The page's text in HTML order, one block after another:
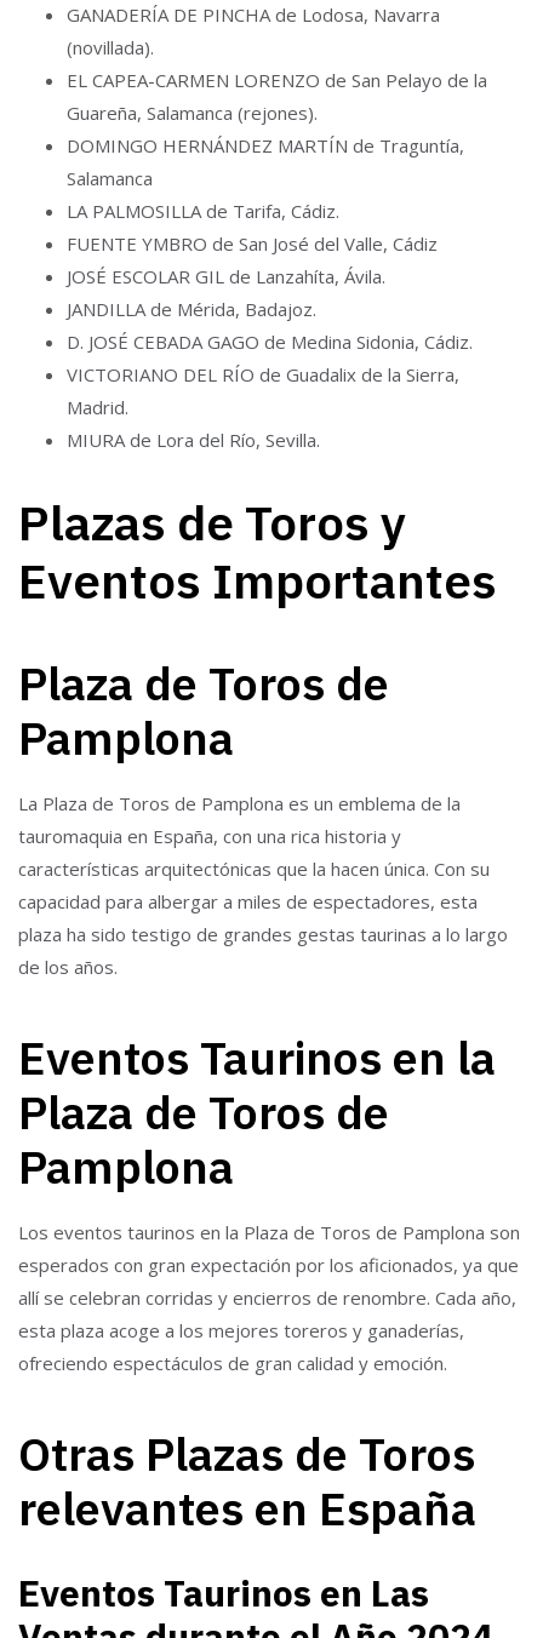
GANADERÍA DE PINCHA de Lodosa, Navarra
(novillada).
EL CAPEA-CARMEN LORENZO de San Pelayo de la
Guareña, Salamanca (rejones).
DOMINGO HERNÁNDEZ MARTÍN de Traguntía,
Salamanca
LA PALMOSILLA de Tarifa, Cádiz.
FUENTE YMBRO de San José del Valle, Cádiz
JOSÉ ESCOLAR GIL de Lanzahíta, Ávila.
JANDILLA de Mérida, Badajoz.
D. JOSÉ CEBADA GAGO de Medina Sidonia, Cádiz.
VICTORIANO DEL RÍO de Guadalix de la Sierra,
Madrid.
MIURA de Lora del Río, Sevilla.
Plazas de Toros y
Eventos Importantes
Plaza de Toros de
Pamplona
La Plaza de Toros de Pamplona es un emblema de la
tauromaquia en España, con una rica historia y
características arquitectónicas que la hacen única. Con su
capacidad para albergar a miles de espectadores, esta
plaza ha sido testigo de grandes gestas taurinas a lo largo
de los años.
Eventos Taurinos en la
Plaza de Toros de
Pamplona
Los eventos taurinos en la Plaza de Toros de Pamplona son
esperados con gran expectación por los aficionados, ya que
allí se celebran corridas y encierros de renombre. Cada año,
esta plaza acoge a los mejores toreros y ganaderías,
ofreciendo espectáculos de gran calidad y emoción.
Otras Plazas de Toros
relevantes en España
Eventos Taurinos en Las